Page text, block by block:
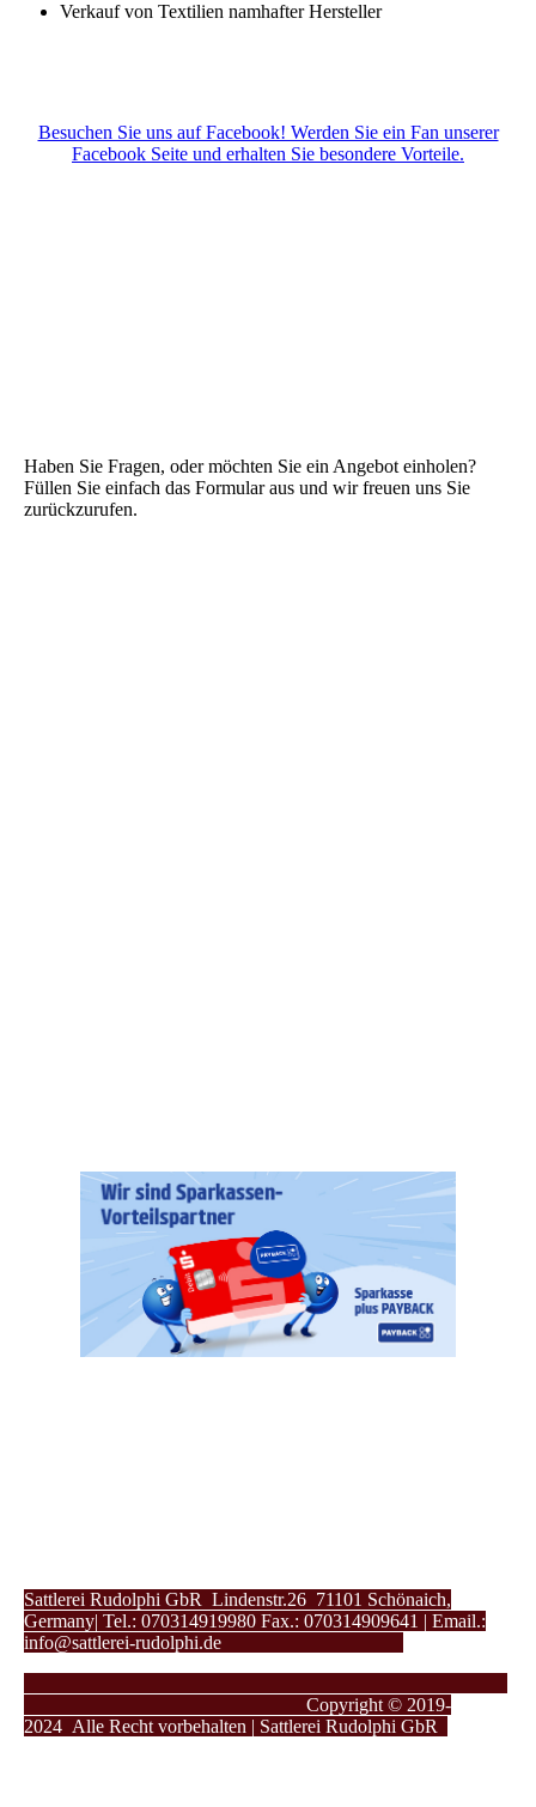
Verkauf von Textilien namhafter Hersteller
Besuchen Sie uns auf Facebook! Werden Sie ein Fan unserer
Facebook Seite und erhalten Sie besondere Vorteile.
Haben Sie Fragen, oder möchten Sie ein Angebot einholen?
Füllen Sie einfach das Formular aus und wir freuen uns Sie
zurückzurufen.
Sattlerei Rudolphi GbR Lindenstr.26 71101 Schönaich,
Germany| Tel.: 070314919980 Fax.: 070314909641 | Email.:
info@sattlerei-rudolphi.de
Copyright © 2019-
2024 Alle Recht vorbehalten | Sattlerei Rudolphi GbR